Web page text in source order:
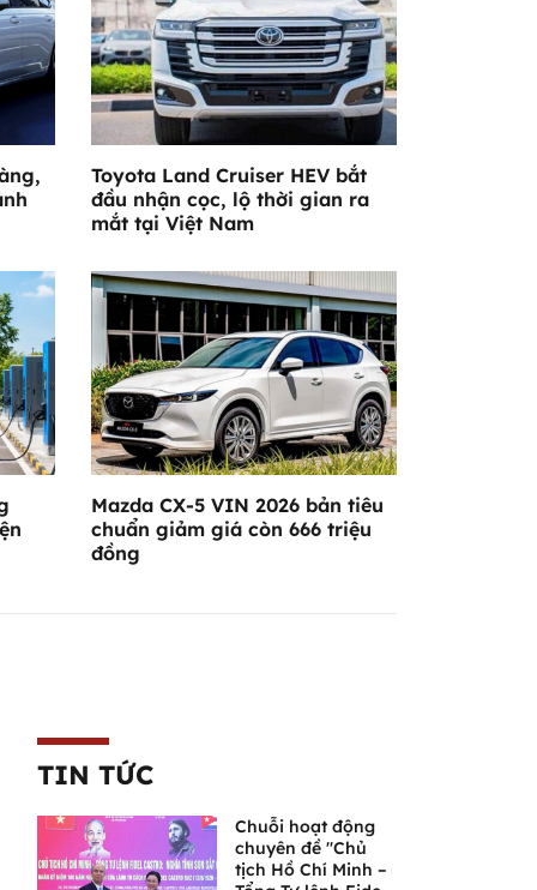
Toyota Land Cruiser HEV bắt
đầu nhận cọc, lộ thời gian ra
mắt tại Việt Nam
Mazda CX-5 VIN 2026 bản tiêu
chuẩn giảm giá còn 666 triệu
đồng
TIN TỨC
Chuỗi hoạt động
chuyên đề "Chủ
tịch Hồ Chí Minh –